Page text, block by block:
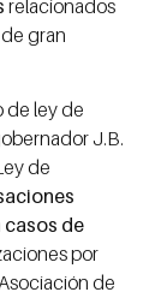
relacionados
gran
de ley de
J.B.
de
de
por
de